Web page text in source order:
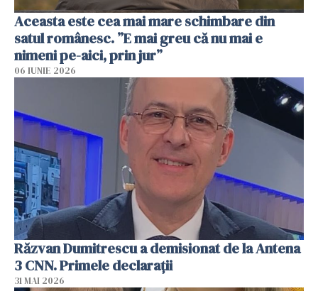
Aceasta este cea mai mare schimbare din
satul românesc. ”E mai greu că nu mai e
nimeni pe-aici, prin jur”
06 IUNIE 2026
Răzvan Dumitrescu a demisionat de la Antena
3 CNN. Primele declarații
31 MAI 2026